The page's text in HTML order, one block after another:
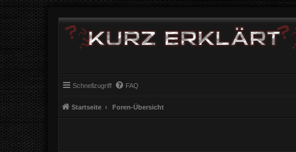
Schnellzugriff FAQ
Startseite Foren-Übersicht